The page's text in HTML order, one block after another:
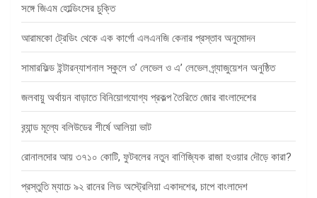
সঙ্গে জিএম হোল্ডিংসের চুক্তি
আরামকো ট্রেডিং থেকে এক কার্গো এলএনজি কেনার প্রস্তাব অনুমোদন
সামারফিল্ড ইন্টারন্যাশনাল স্কুলে ও’ লেভেল ও এ’ লেভেল গ্র্যাজুয়েশন অনুষ্ঠিত
জলবায়ু অর্থায়ন বাড়াতে বিনিয়োগযোগ্য প্রকল্প তৈরিতে জোর বাংলাদেশের
ব্র্যান্ড মূল্যে বলিউডের শীর্ষে আলিয়া ভাট
রোনালদোর আয় ৩৭১০ কোটি, ফুটবলের নতুন বাণিজ্যিক রাজা হওয়ার দৌড়ে কারা?
প্রস্তুতি ম্যাচে ৯২ রানের লিড অস্ট্রেলিয়া একাদশের, চাপে বাংলাদেশ